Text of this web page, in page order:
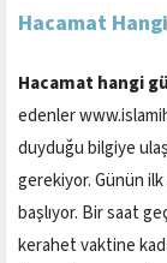
Hacamat
Hacamat hangi
edenler
duyduğu bilgiye
gerekiyor. Günün
başlıyor. Bir saat
kerahet vaktine